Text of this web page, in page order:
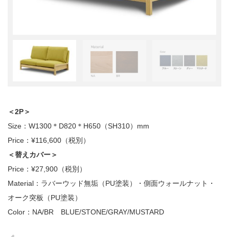
＜2P＞
Size：W1300＊D820＊H650（SH310）mm
Price：¥116,600（税別）
＜替えカバー＞
Price：¥27,900（税別）
Material：ラバーウッド無垢（PU塗装）・側面ウォールナット・
オーク突板（PU塗装）
Color：NA/BR BLUE/STONE/GRAY/MUSTARD